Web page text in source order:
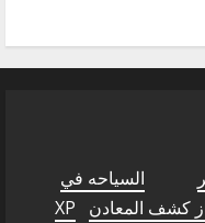
السياحه في
كشف المعادن
XP